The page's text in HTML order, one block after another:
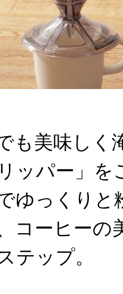
も美味しく
ッパー」を
ゆっくりと
コーヒー
テップ。